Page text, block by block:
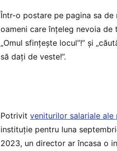
Într-o postare pe pagina sa de
oameni care înțeleg nevoia de
„Omul sfințește locul”!” și
să dați de veste!”.
Potrivit veniturilor salariale ale
instituție pentru luna
2023, un director ar încasa o